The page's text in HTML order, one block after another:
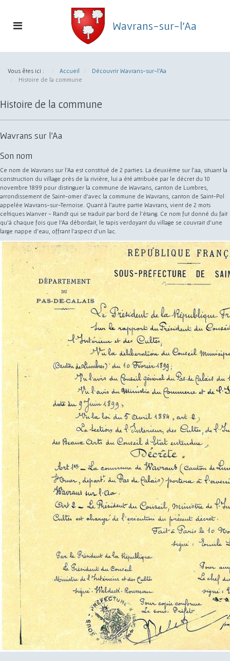
Toggle
Wavrans-sur-l'Aa
Commune
Wavrans-
l'Aa
Vous êtes ici : Accueil
Découvrir Wavrans-sur-l'Aa
Histoire de la commune
Histoire de la commune
Wavrans sur l'Aa
Son nom
Ce nom de Wavrans sur l'Aa est constitué de 2 parties. La deuxième sur l'aa, situant la
construction du village près de la rivière, lui a été attribuée par le décret du 10
novembre 1899 pour distinguer la commune de Wavrans, canton de Lumbres,
arrondissement de Saint-omer d'avec la commune de Wavrans, canton de Saint-Pol
appelée Wavrans-sur-Ternoise. Quant à l'autre partie Wavrans, vient de 2 mots
celtiques Wanver - Randt qui se traduit par bord de l'étang. Ce nom fut donné du fait
qu'à chaque fois que l'Aa débordait, le tapis verdoyant du village se couvrait d'une
large nappe d'eau, offrant l'aspect d'un lac.